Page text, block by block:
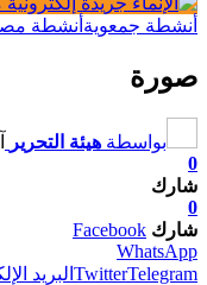
أنشطة جمعوية أنشطة
صورة
بواسطة هيئة التحرير
0
شارك
0
شارك Facebook
WhatsApp
TwitterTelegram البريد